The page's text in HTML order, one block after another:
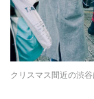
クリスマス間近の渋